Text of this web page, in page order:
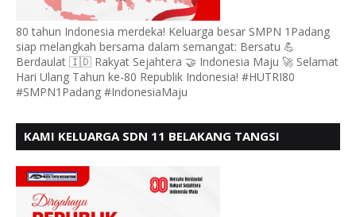
80 tahun Indonesia merdeka! Keluarga besar SMPN 1Padang
siap melangkah bersama dalam semangat: Bersatu 💪
Berdaulat 🇮🇩 Rakyat Sejahtera 🤝 Indonesia Maju 🚀 Selamat
Hari Ulang Tahun ke-80 Republik Indonesia! #HUTRI80
#SMPN1Padang #IndonesiaMaju
KAMI KELUARGA SDN 11 BELAKANG TANGSI